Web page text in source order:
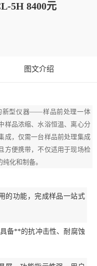
5H 8400元
图文介绍
新型仪器——样品前处理一体
样品浓缩、水浴恒温、离心分
成，仅需一台样品前处理集成
方便携带，不仅适用于现场检
化和制备。
的功能，完成样品一站式
备**的抗冲击性、耐腐蚀